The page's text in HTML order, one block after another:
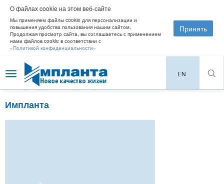
О файлах cookie на этом веб-сайте
Мы применяем файлы cookie для персонализации и
повышения удобства пользования нашим сайтом.
Продолжая просмотр сайта, вы соглашаетесь с применением
нами файлов cookie в соответствии с
«Политикой конфиденциальности»
Принять
Toggle
navigation
EN
Импланта